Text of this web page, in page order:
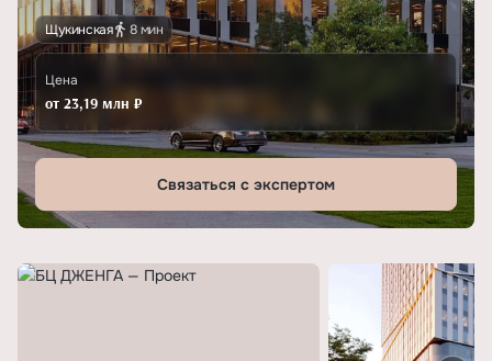
Щукинская 8 мин
Цена
от 23,19 млн ₽
Связаться с экспертом